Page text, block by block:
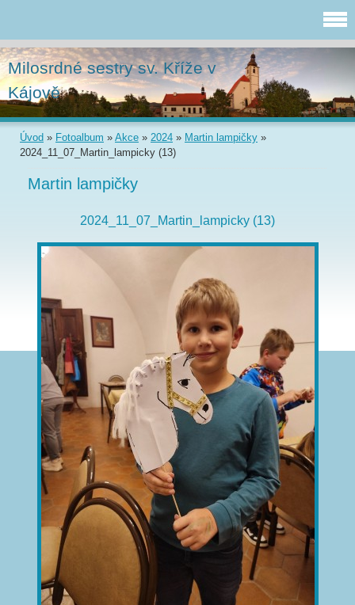
Milosrdné sestry sv. Kříže v
Kájově
Úvod » Fotoalbum » Akce » 2024 » Martin lampičky »
2024_11_07_Martin_lampicky (13)
Martin lampičky
2024_11_07_Martin_lampicky (13)